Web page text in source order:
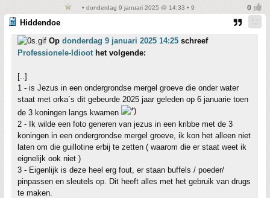
• donderdag 9 januari 2025 @ 14:33 • 9
Hiddendoe
Op donderdag 9 januari 2025 14:25 schreef
Professionele-Idioothet volgende:
[..]
1 - is Jezus in een ondergrondse mergel groeve die onder water
staat met orka`s dit gebeurde 2025 jaar geleden op 6 januarie toen
de 3 koningen langs kwamen
2 - Ik wilde een foto generen van jezus in een kribbe met de 3
koningen in een ondergrondse mergel groeve, ik kon het alleen niet
laten om die guillotine erbij te zetten ( waarom die er staat weet ik
eignelijk ook niet )
3 - Eigenlijk is deze heel erg fout, er staan buffels / poeder/
pinpassen en sleutels op. Dit heeft alles met het gebruik van drugs
te maken.